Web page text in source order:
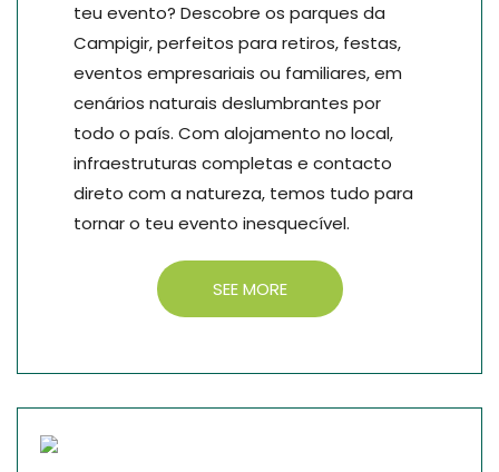
teu evento? Descobre os parques da
Campigir, perfeitos para retiros, festas,
eventos empresariais ou familiares, em
cenários naturais deslumbrantes por
todo o país. Com alojamento no local,
infraestruturas completas e contacto
direto com a natureza, temos tudo para
tornar o teu evento inesquecível.
SEE MORE